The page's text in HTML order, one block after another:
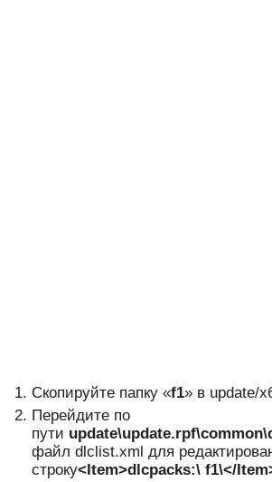
Скопируйте папку «f1» в update/
Перейдите по
пути update\update.rpf\common\
файл dlclist.xml для
строку<Item>dlcpacks:\ f1\</Item